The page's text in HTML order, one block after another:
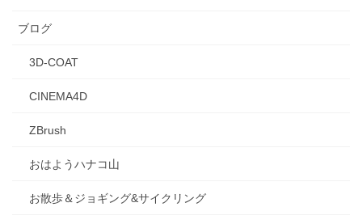
ブログ
3D-COAT
CINEMA4D
ZBrush
おはようハナコ山
お散歩＆ジョギング&サイクリング